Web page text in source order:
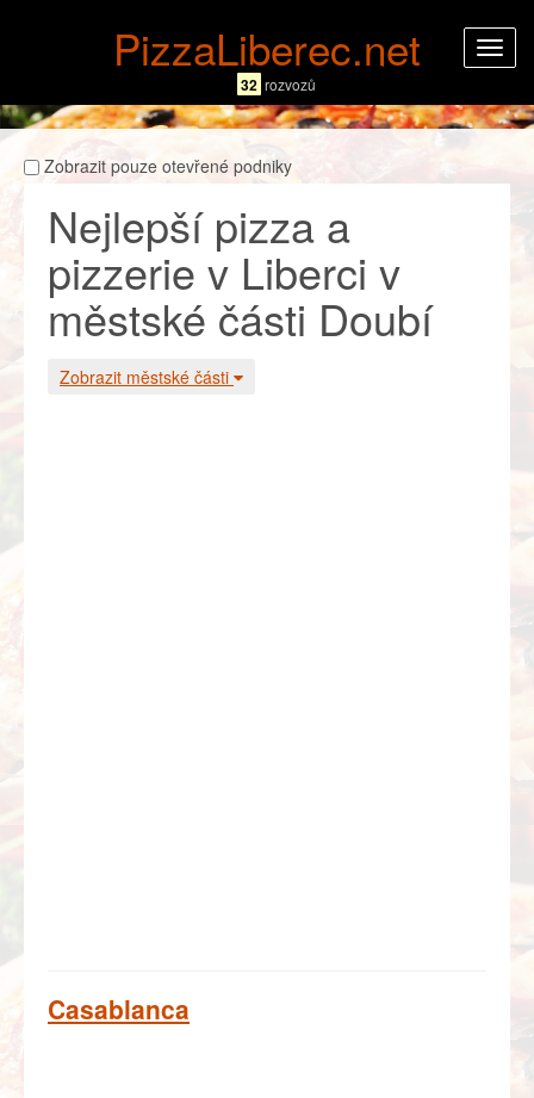
PizzaLiberec.net
32 rozvozů
Zobrazit pouze otevřené podniky
Nejlepší pizza a
pizzerie v Liberci v
městské části Doubí
Zobrazit městské části
Casablanca